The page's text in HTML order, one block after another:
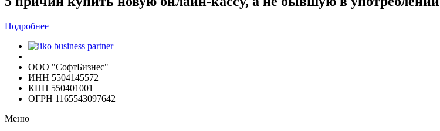
Подробнее
ООО "СофтБизнес"
ИНН 5504145572
КПП 550401001
ОГРН 1165543097642
Меню